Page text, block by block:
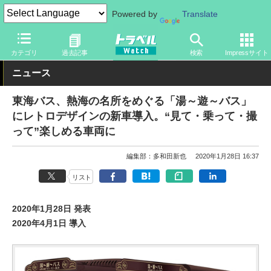
Powered by Translate
カテゴリ 過去記事 検索 Impressサイト
トラベル Watch 地域 国内旅行 関東
ニュース
東海バス、熱海の名所をめぐる「湯～遊～バス」
にレトロデザインの新車導入。“見て・乗って・撮
って”楽しめる車両に
編集部：多和田新也 2020年1月28日 16:37
リスト
2020年1月28日 発表
2020年4月1日 導入